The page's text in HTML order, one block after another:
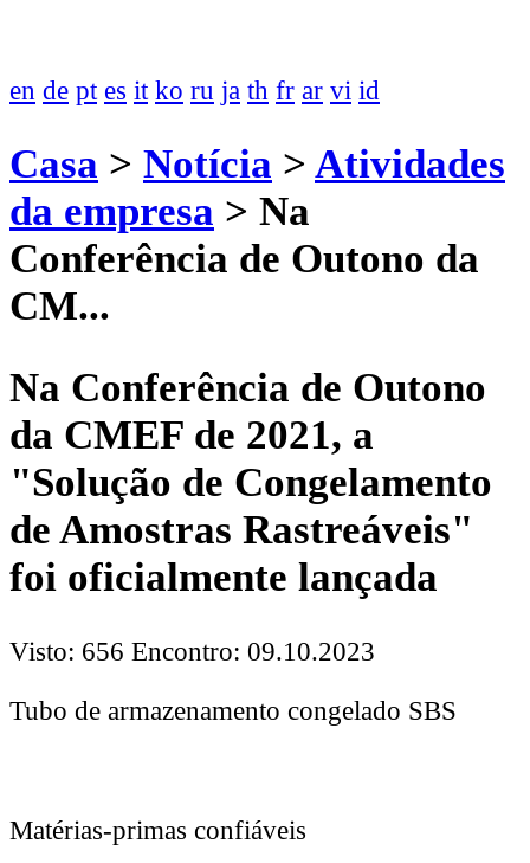
en de pt es it ko ru ja th fr ar vi id
Casa > Notícia > Atividades
da empresa > Na
Conferência de Outono da
CM...
Na Conferência de Outono
da CMEF de 2021, a
"Solução de Congelamento
de Amostras Rastreáveis"
foi oficialmente lançada
Visto: 656 Encontro: 09.10.2023
Tubo de armazenamento congelado SBS
Matérias-primas confiáveis